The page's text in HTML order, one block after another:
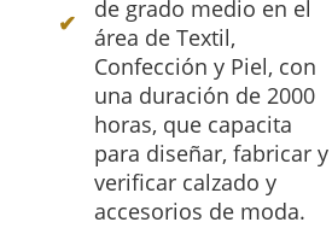
de grado medio en el
área de Textil,
Confección y Piel, con
una duración de 2000
horas, que capacita
para diseñar, fabricar y
verificar calzado y
accesorios de moda.